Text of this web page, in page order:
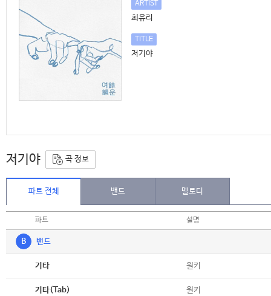
ARTIST
최유리
TITLE
저기야
저기야 곡 정보
파트 전체 밴드 멜로디
파트 설명
B 밴드
기타 원키
기타(Tab) 원키